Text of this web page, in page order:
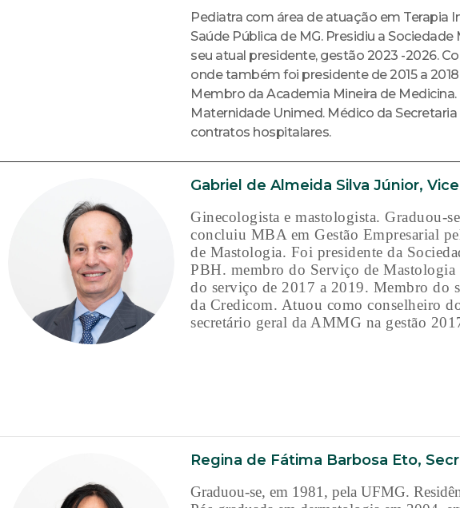
Pediatra com área de atuação em Terapia
Saúde Pública de MG. Presidiu a
seu atual presidente, gestão 2023 -2026.
onde também foi presidente de 2015 a
Membro da Academia Mineira de
Maternidade Unimed. Médico da
contratos hospitalares.
Gabriel de Almeida Silva Júnior,
Ginecologista e mastologista. Graduou-
concluiu MBA em Gestão Empresarial
de Mastologia. Foi presidente da
PBH. membro do Serviço de
do serviço de 2017 a 2019. Membro do
da Credicom. Atuou como conselheiro
secretário geral da AMMG na gestão
Regina de Fátima Barbosa Eto,
Graduou-se, em 1981, pela UFMG.